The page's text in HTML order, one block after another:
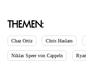
Themen:
Chaz Ortiz Chris Haslam
Niklas Speer von Cappeln